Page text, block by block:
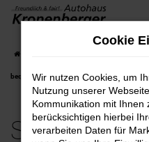
Zum
bequem und günstig kaufen mit
Subaru-
Cookie
Wir nutzen Cookies, um
Nutzung unserer
Kommunikation mit Ihnen
berücksichtigen hierbei
verarbeiten Daten für